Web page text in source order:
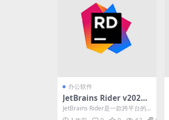
办公软件
JetBrains Rider v2024.
3.7 .NET集成开发环境直
装激活版
JetBrains Rider是一款跨平台的.
NET集成开发环境，具有快速、